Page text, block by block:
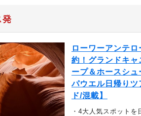
発
ローワーアンテ
約！グランドキャ
ープ＆ホースシュ
パウエル日帰りツ
ド/混載】
・4大人気スポットを